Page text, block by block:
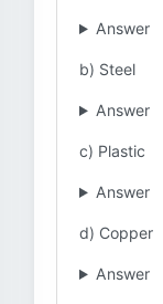
Answer
b) Steel
Answer
c) Plastic
Answer
d) Copper
Answer